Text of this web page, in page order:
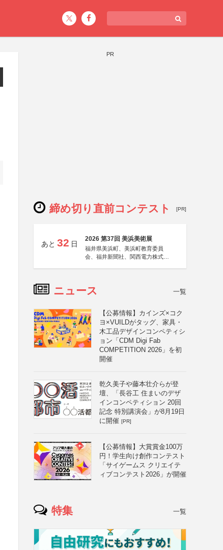
PR
締め切り直前コンテスト [PR]
あと 32 日
2026 第37回 美浜美術展
福井県美浜町、美浜町教育委員
会、福井新聞社、関西電力株式会
ニュース 一覧
【公募情報】カインズ×コク
ヨ×VUILDがタッグ、家具・
木工品デザインコンペティシ
ョン「CDM Digi Fab
COMPETITION 2026」を初
開催
乾久美子や藤本壮介らが登
壇、「長谷工 住まいのデザ
インコンペティション 20回
記念 特別講演会」が8月19日
に開催 [PR]
【公募情報】大賞賞金100万
円！学生向け創作コンテスト
「サイゲームス クリエイテ
ィブコンテスト2026」が開催
特集 一覧